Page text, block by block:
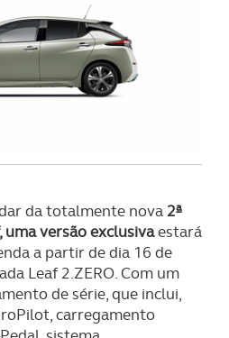
serviços a prestar.
de certo tipo de Cookies e
ter impacto na sua
no Website e nos serviços
do site.
da totalmente nova 2ª
uma versão exclusivaestará
a partir de dia 16 de
Leaf 2.ZERO. Com um
de série, que inclui,
carregamento